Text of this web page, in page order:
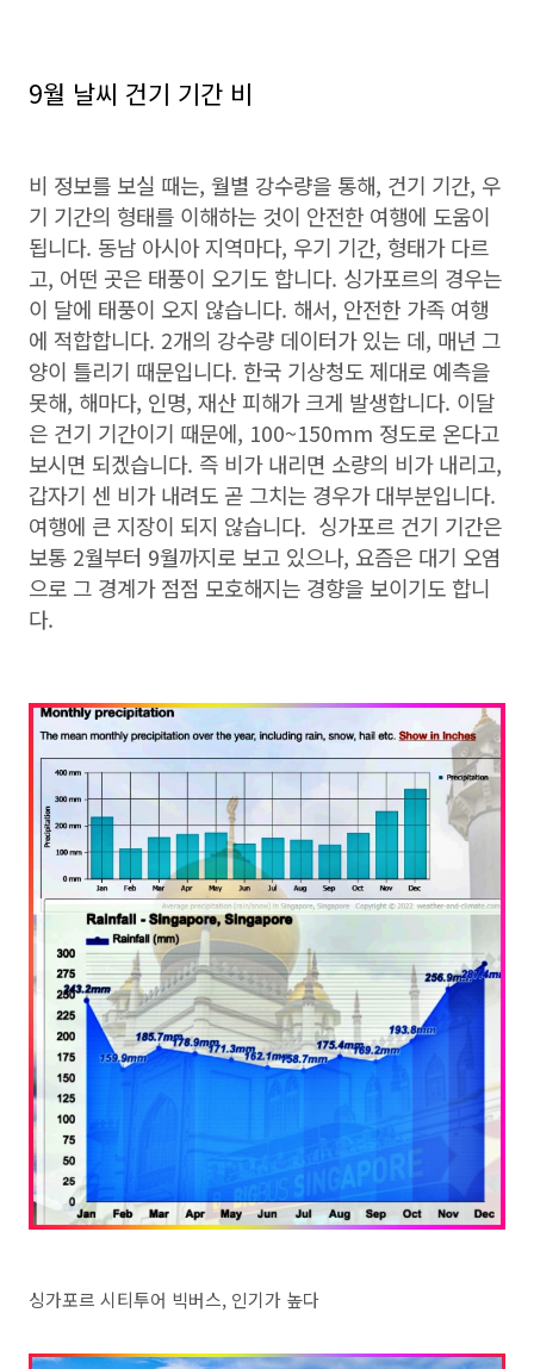
9월 날씨 건기 기간 비
비 정보를 보실 때는, 월별 강수량을 통해, 건기 기간, 우
기 기간의 형태를 이해하는 것이 안전한 여행에 도움이
됩니다. 동남 아시아 지역마다, 우기 기간, 형태가 다르
고, 어떤 곳은 태풍이 오기도 합니다. 싱가포르의 경우는
이 달에 태풍이 오지 않습니다. 해서, 안전한 가족 여행
에 적합합니다. 2개의 강수량 데이터가 있는 데, 매년 그
양이 틀리기 때문입니다. 한국 기상청도 제대로 예측을
못해, 해마다, 인명, 재산 피해가 크게 발생합니다. 이달
은 건기 기간이기 때문에, 100~150mm 정도로 온다고
보시면 되겠습니다. 즉 비가 내리면 소량의 비가 내리고,
갑자기 센 비가 내려도 곧 그치는 경우가 대부분입니다.
여행에 큰 지장이 되지 않습니다. 싱가포르 건기 기간은
보통 2월부터 9월까지로 보고 있으나, 요즘은 대기 오염
으로 그 경계가 점점 모호해지는 경향을 보이기도 합니
다.
싱가포르 시티투어 빅버스, 인기가 높다